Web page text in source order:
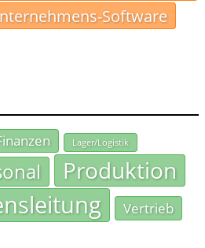
Software
Lager/Logistik
Produktion
Vertrieb